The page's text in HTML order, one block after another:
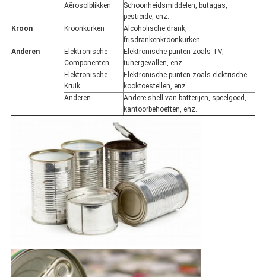
Aërosolblikken
Schoonheidsmiddelen, butagas,
pesticide, enz.
Kroon
Kroonkurken
Alcoholische drank,
frisdrankenkroonkurken
Anderen
Elektronische
Componenten
Elektronische punten zoals TV,
tunergevallen, enz.
Elektronische
Kruik
Elektronische punten zoals elektrische
kooktoestellen, enz.
Anderen
Andere shell van batterijen, speelgoed,
kantoorbehoeften, enz.